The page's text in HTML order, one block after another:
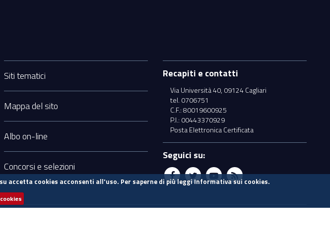
accetta cookies acconsenti all'uso. Per saperne di più leggiInformativa sui cookies.
Siti tematici
Mappa del sito
Albo on-line
Concorsi e selezioni
Recapiti e contatti
Via Università 40, 09124 Cagliari
tel. 0706751
C.F.: 80019600925
P.I.: 00443370929
Posta Elettronica Certificata
Seguici su: